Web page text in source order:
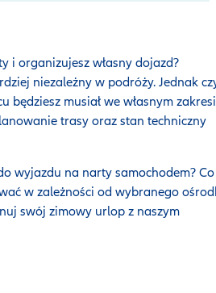
i organizujesz własny dojazd?
niezależny w podróży. Jednak
będziesz musiał we własnym
trasy oraz stan techniczny
wyjazdu na narty samochodem? Co
w zależności od wybranego
swój zimowy urlop z naszym